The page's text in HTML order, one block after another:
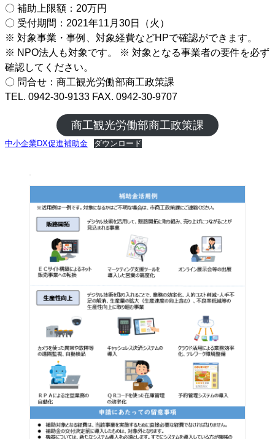
〇 補助上限額：20万円
〇 受付期間：2021年11月30日（火）
※ 対象事業・事例、対象経費などHPで確認ができます。
※ NPO法人も対象です。 ※ 対象となる事業者の要件を必ず
確認してください。
〇 問合せ：商工観光労働部商工政策課
TEL. 0942-30-9133 FAX. 0942-30-9707
商工観光労働部商工政策課
中小企業DX促進補助金 ダウンロード